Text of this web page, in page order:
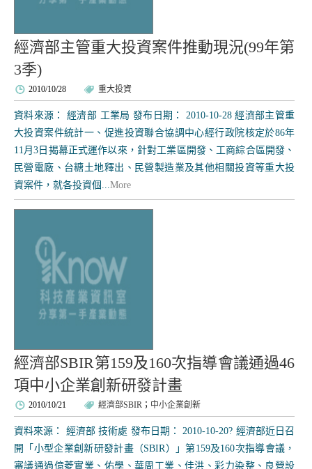
經濟部主管重大投資案件推動現況(99年第
3季)
2010/10/28 重大投資
資料來源： 經濟部 工業局 發布日期： 2010-10-28 經濟部主管重
大投資案件統計一、促進投資聯合協調中心經行政院核定於86年
11月3日揭幕正式運作以來，針對工業區開發、工商綜合區開發、
民營電廠、台糖土地釋出、民營製造業及其他相關投資等重大投
資案件，就各投資個...More
經濟部SBIR第159及160次指導會議通過46
項中小企業創新研發計畫
2010/10/21 經濟部SBIR ； 中小企業創新
資料來源： 經濟部 技術處 發布日期： 2010-10-20? 經濟部近日召
開「小型企業創新研發計畫（SBIR）」第159及160次指導會議，
審議通過億菱實業、佑學、華周工業、佳洪、彩力染整、良營設